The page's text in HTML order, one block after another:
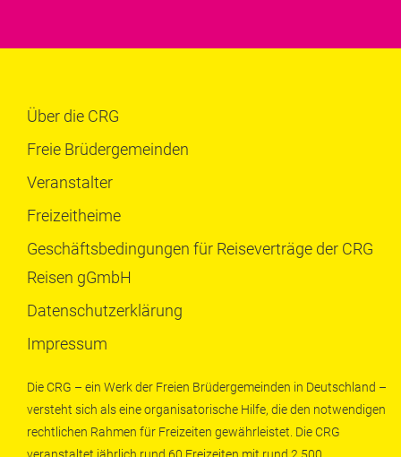
Über die CRG
Freie Brüdergemeinden
Veranstalter
Freizeitheime
Geschäftsbedingungen für Reiseverträge der CRG
Reisen gGmbH
Datenschutzerklärung
Impressum
Die CRG – ein Werk der Freien Brüdergemeinden in Deutschland –
versteht sich als eine organisatorische Hilfe, die den notwendigen
rechtlichen Rahmen für Freizeiten gewährleistet. Die CRG
veranstaltet jährlich rund 60 Freizeiten mit rund 2.500